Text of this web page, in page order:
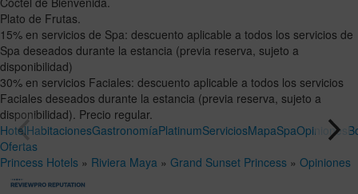
Plato de Frutas.
15% en servicios de Spa: descuento aplicable a todos los servicios de
Spa deseados durante la estancia (previa reserva, sujeto a
disponibilidad)
30% en servicios Faciales: descuento aplicable a todos los servicios
Faciales deseados durante la estancia (previa reserva, sujeto a
disponibilidad). Precio regular.
HotelHabitacionesGastronomíaPlatinumServiciosMapaSpaOpiniones
Ofertas
Princess Hotels » Riviera Maya » Grand Sunset Princess » Opiniones